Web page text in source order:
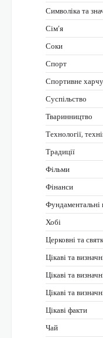
Символіка та
Сім’я
Соки
Спорт
Спортивне
Суспільство
Тваринництво
Технології,
Традиції
Фільми
Фінанси
Фундаментальні
Хобі
Церковні та
Цікаві та
Цікаві та
Цікаві та
Цікаві факти
Чай